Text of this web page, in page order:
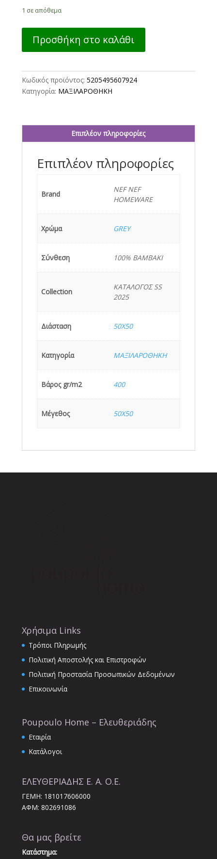
1 σε απόθεμα
ΜΑΞΙΛΑΡΟΘΗΚΗ
50X50
NEF-
Προσθήκη στο καλάθι
Κωδικός προϊόντος: 5205495607924
Κατηγορία: ΜΑΞΙΛΑΡΟΘΗΚΗ
Επιπλέον πληροφορίες
Επιπλέον πληροφορίες
Brand
NEF NEF
HOMEWARE
Χρώμα GREY
Σύνθεση 100% BAMBAKI
Collection
ΚΑΤΑΛΟΓΟΣ SS
2025
Διάσταση 50X50
Κατηγορία ΜΑΞΙΛΑΡΟΘΗΚH
Βάρος gr/m2 400
Μέγεθος 50X50
Χρήσιμα Links
Τρόποι Πληρωμής
Πολιτική Αποστολής και Επιστροφών
Πολιτική Προστασία Προσωπικών Δεδομένων
Επικοινωνία
Poupoulo Home – Ελευθεριάδης
Εταιρία
Κατάλογοι
ΕΛΕΥΘΕΡΙΑΔΗΣ Ε. Α. Ο.Ε.
ΓΕΜΗ: 181017606000
ΑΦΜ: 802691086
Θα μας βρείτε
Κατάστημα: